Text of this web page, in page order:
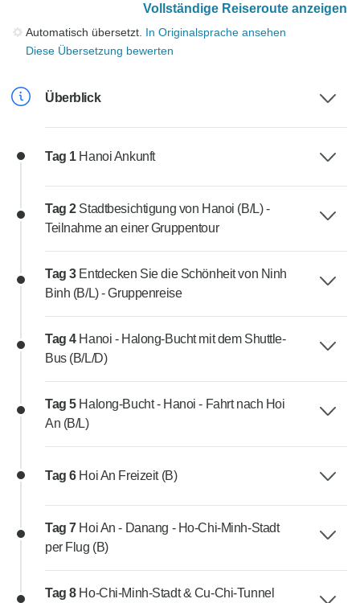
Vollständige Reiseroute anzeigen
Automatisch übersetzt. In Originalsprache ansehen
Diese Übersetzung bewerten
Überblick
Tag 1 Hanoi Ankunft
Tag 2 Stadtbesichtigung von Hanoi (B/L) -
Teilnahme an einer Gruppentour
Tag 3 Entdecken Sie die Schönheit von Ninh
Binh (B/L) - Gruppenreise
Tag 4 Hanoi - Halong-Bucht mit dem Shuttle-
Bus (B/L/D)
Tag 5 Halong-Bucht - Hanoi - Fahrt nach Hoi
An (B/L)
Tag 6 Hoi An Freizeit (B)
Tag 7 Hoi An - Danang - Ho-Chi-Minh-Stadt
per Flug (B)
Tag 8 Ho-Chi-Minh-Stadt & Cu-Chi-Tunnel